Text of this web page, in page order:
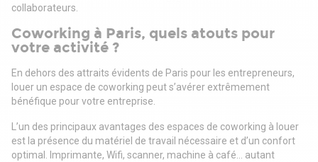
collaborateurs.
Coworking à Paris, quels atouts pour
votre activité ?
En dehors des attraits évidents de Paris pour les entrepreneurs,
louer un espace de coworking peut s’avérer extrêmement
bénéfique pour votre entreprise.
L’un des principaux avantages des espaces de coworking à louer
est la présence du matériel de travail nécessaire et d’un confort
optimal. Imprimante, Wifi, scanner, machine à café… autant